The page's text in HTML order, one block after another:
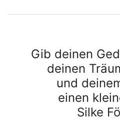
Gib deinen
deinen
und
einen
Silke